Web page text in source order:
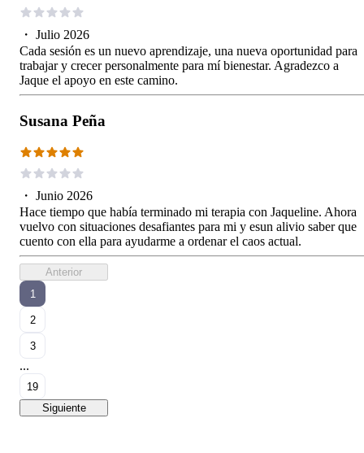
・ Julio 2026
Cada sesión es un nuevo aprendizaje, una nueva oportunidad para
trabajar y crecer personalmente para mí bienestar. Agradezco a
Jaque el apoyo en este camino.
Susana Peña
・ Junio 2026
Hace tiempo que había terminado mi terapia con Jaqueline. Ahora
vuelvo con situaciones desafiantes para mi y esun alivio saber que
cuento con ella para ayudarme a ordenar el caos actual.
Anterior
1
2
3
...
19
Siguiente